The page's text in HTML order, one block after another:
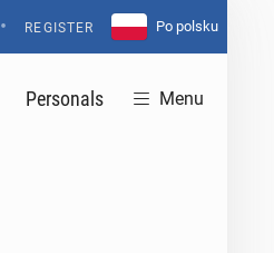
• REGISTER Po polsku
Personals Menu